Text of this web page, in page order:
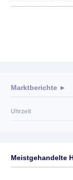
Marktberichte ►
Uhrzeit
Meistgehandelte